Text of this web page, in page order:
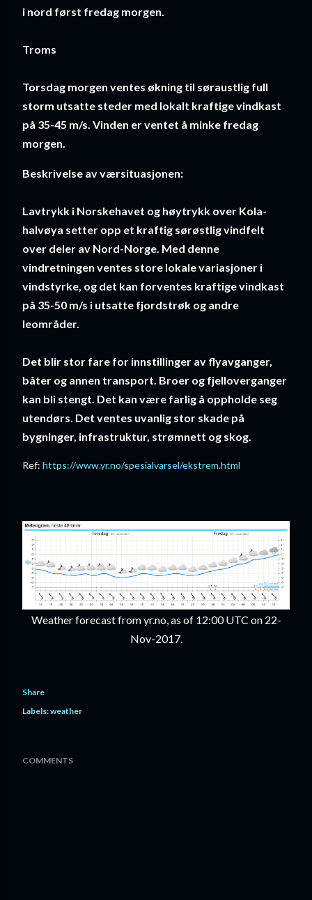
i nord først fredag morgen.
Troms
Torsdag morgen ventes økning til søraustlig full
storm utsatte steder med lokalt kraftige vindkast
på 35-45 m/s. Vinden er ventet å minke fredag
morgen.
Beskrivelse av værsituasjonen:
Lavtrykk i Norskehavet og høytrykk over Kola-
halvøya setter opp et kraftig sørøstlig vindfelt
over deler av Nord-Norge. Med denne
vindretningen ventes store lokale variasjoner i
vindstyrke, og det kan forventes kraftige vindkast
på 35-50 m/s i utsatte fjordstrøk og andre
leområder.
Det blir stor fare for innstillinger av flyavganger,
båter og annen transport. Broer og fjelloverganger
kan bli stengt. Det kan være farlig å oppholde seg
utendørs. Det ventes uvanlig stor skade på
bygninger, infrastruktur, strømnett og skog.
Ref: https://www.yr.no/spesialvarsel/ekstrem.html
Weather forecast from yr.no, as of 12:00 UTC on 22-
Nov-2017.
Share
Labels:weather
COMMENTS